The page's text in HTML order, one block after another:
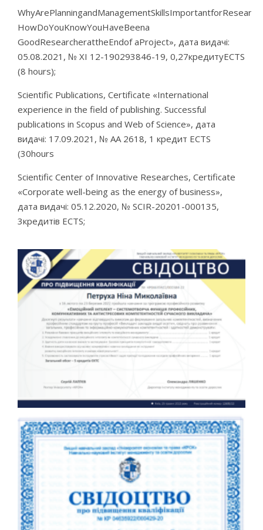
WhyArePlanningandManagementSkillsImportantforResearc;
HowDoYouKnowYouHaveBeena
GoodResearcherattheEndof aProject», дата видачі:
05.08.2021, № ХІ 12-190293846-19, 0,27кредитуECTS
(8 hours);
Scientific Publications, Certificate «International
experience in the field of publishing. Successful
publications in Scopus and Web of Science», дата
видачі: 17.09.2021, № АА 2618, 1 кредит ECTS
(30hours
Scientific Center of Innovative Researches, Certificate
«Corporate well-being as the energy of business»,
дата видачі: 05.12.2020, № SCIR-20201-000135,
3кредитів ECTS;